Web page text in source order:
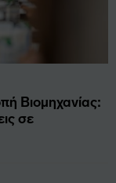
Βιομηχανίας:
σε